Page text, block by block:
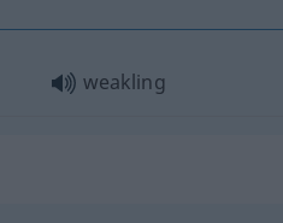
weakling